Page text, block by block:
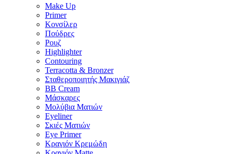
Make Up
Primer
Κονσίλερ
Πούδρες
Ρουζ
Highlighter
Contouring
Terracotta & Bronzer
Σταθεροποιητής Μακιγιάζ
BB Cream
Μάσκαρες
Μολύβια Ματιών
Eyeliner
Σκιές Ματιών
Eye Primer
Κραγιόν Κρεμώδη